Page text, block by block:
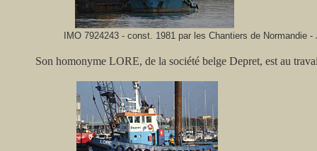
IMO 7924243 - const. 1981 par les Chantiers de
Son homonyme LORE, de la société belge Depret, est au